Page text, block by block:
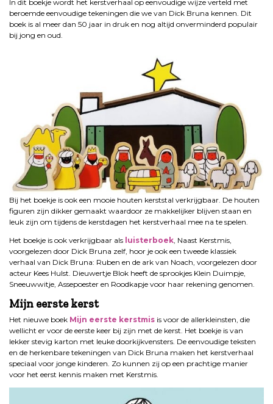
In dit boekje wordt het kerstverhaal op eenvoudige wijze verteld met
beroemde eenvoudige tekeningen die we van Dick Bruna kennen. Dit
boek is al meer dan 50 jaar in druk en nog altijd onverminderd populair
bij jong en oud.
Bij het boekje is ook een mooie houten kerststal verkrijgbaar. De houten
figuren zijn dikker gemaakt waardoor ze makkelijker blijven staan en
leuk zijn om tijdens de kerstdagen het kerstverhaal mee na te spelen.
Het boekje is ook verkrijgbaar als luisterboek, Naast Kerstmis,
voorgelezen door Dick Bruna zelf, hoor je ook een tweede klassiek
verhaal van Dick Bruna: Ruben en de ark van Noach, voorgelezen door
acteur Kees Hulst. Dieuwertje Blok heeft de sprookjes Klein Duimpje,
Sneeuwwitje, Assepoester en Roodkapje voor haar rekening genomen.
Mijn eerste kerst
Het nieuwe boek Mijn eerste kerstmis is voor de allerkleinsten, die
wellicht er voor de eerste keer bij zijn met de kerst. Het boekje is van
lekker stevig karton met leuke doorkijkvensters. De eenvoudige teksten
en de herkenbare tekeningen van Dick Bruna maken het kerstverhaal
speciaal voor jonge kinderen. Zo kunnen zij op een prachtige manier
voor het eerst kennis maken met Kerstmis.